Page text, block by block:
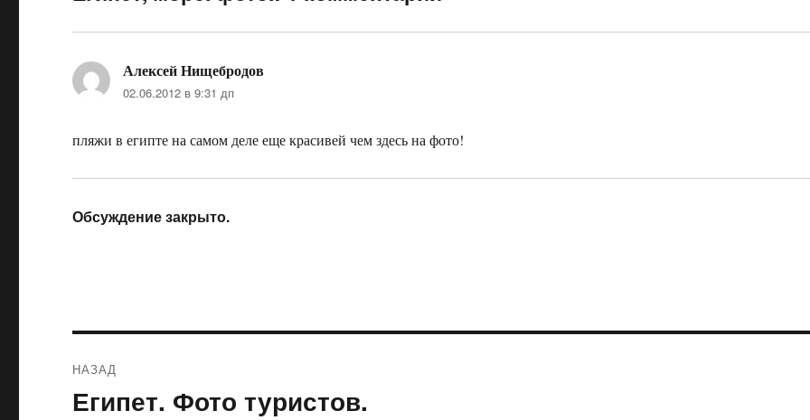
Алексей Нищебродов
02.06.2012 в 9:31 дп
пляжи в египте на самом деле еще красивей чем здесь на фото!
Обсуждение закрыто.
по
НАЗАД
Предыдущая
Египет. Фото туристов.